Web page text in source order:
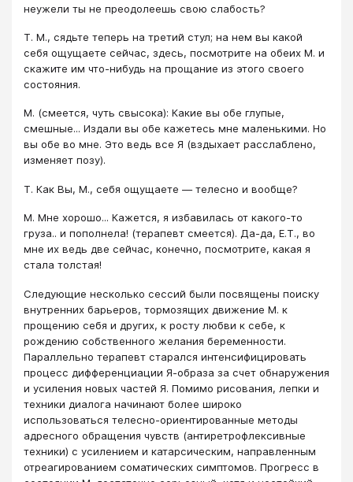
неужели ты не преодолеешь свою слабость?
Т. М., сядьте теперь на третий стул; на нем вы какой
себя ощущаете сейчас, здесь, посмотрите на обеих М. и
скажите им что-нибудь на прощание из этого своего
состояния.
М. (смеется, чуть свысока): Какие вы обе глупые,
смешные... Издали вы обе кажетесь мне маленькими. Но
вы обе во мне. Это ведь все Я (вздыхает расслаблено,
изменяет позу).
Т. Как Вы, М., себя ощущаете ― телесно и вообще?
М. Мне хорошо... Кажется, я избавилась от какого-то
груза.. и пополнела! (терапевт смеется). Да-да, Е.Т., во
мне их ведь две сейчас, конечно, посмотрите, какая я
стала толстая!
Следующие несколько сессий были посвящены поиску
внутренних барьеров, тормозящих движение М. к
прощению себя и других, к росту любви к себе, к
рождению собственного желания беременности.
Параллельно терапевт старался интенсифицировать
процесс дифференциации Я-образа за счет обнаружения
и усиления новых частей Я. Помимо рисования, лепки и
техники диалога начинают более широко
использоваться телесно-ориентированные методы
адресного обращения чувств (антиретрофлексивные
техники) с усилением и катарсическим, направленным
отреагированием соматических симптомов. Прогресс в